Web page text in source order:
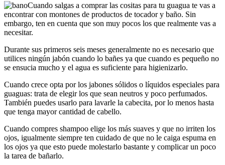
Cuando salgas a comprar las cositas para tu guagua te vas a
encontrar con montones de productos de tocador y baño. Sin
embargo, ten en cuenta que son muy pocos los que realmente vas a
necesitar.
Durante sus primeros seis meses generalmente no es necesario que
utilices ningún jabón cuando lo bañes ya que cuando es pequeño no
se ensucia mucho y el agua es suficiente para higienizarlo.
Cuando crece opta por los jabones sólidos o líquidos especiales para
guaguas: trata de elegir los que sean neutros y poco perfumados.
También puedes usarlo para lavarle la cabecita, por lo menos hasta
que tenga mayor cantidad de cabello.
Cuando compres shampoo elige los más suaves y que no irriten los
ojos, igualmente siempre ten cuidado de que no le caiga espuma en
los ojos ya que esto puede molestarlo bastante y complicar un poco
la tarea de bañarlo.